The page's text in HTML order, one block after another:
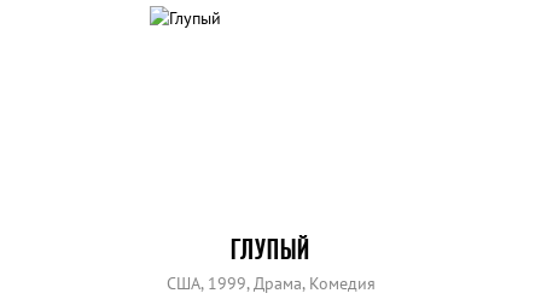
ГЛУПЫЙ
США, 1999, Драма, Комедия